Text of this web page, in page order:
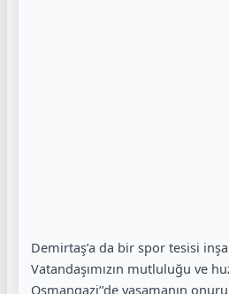
Demirtaş’a da bir spor tesisi
Vatandaşımızın mutluluğu ve
Osmangazi’’de yaşamanın